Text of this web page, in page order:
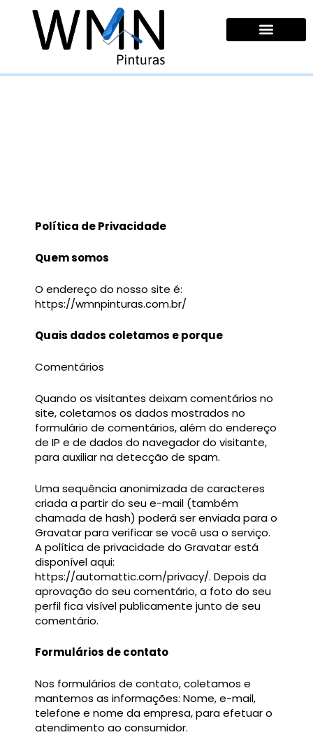
conteúdo
Política de Privacidade
Quem somos
O endereço do nosso site é:
https://wmnpinturas.com.br/
Quais dados coletamos e porque
Comentários
Quando os visitantes deixam comentários no
site, coletamos os dados mostrados no
formulário de comentários, além do endereço
de IP e de dados do navegador do visitante,
para auxiliar na detecção de spam.
Uma sequência anonimizada de caracteres
criada a partir do seu e-mail (também
chamada de hash) poderá ser enviada para o
Gravatar para verificar se você usa o serviço.
A política de privacidade do Gravatar está
disponível aqui:
https://automattic.com/privacy/. Depois da
aprovação do seu comentário, a foto do seu
perfil fica visível publicamente junto de seu
comentário.
Formulários de contato
Nos formulários de contato, coletamos e
mantemos as informações: Nome, e-mail,
telefone e nome da empresa, para efetuar o
atendimento ao consumidor.